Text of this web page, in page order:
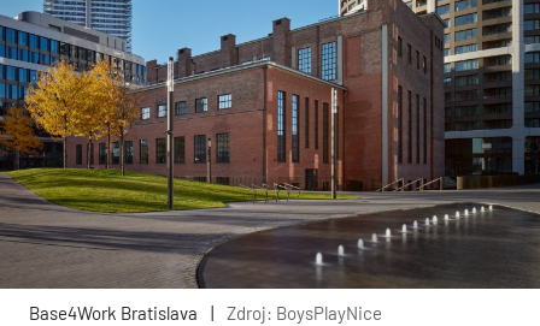
Base4Work Bratislava | Zdroj: BoysPlayNice